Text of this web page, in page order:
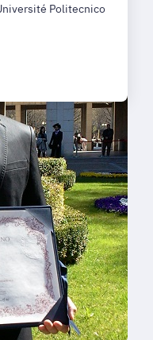
Politecnico